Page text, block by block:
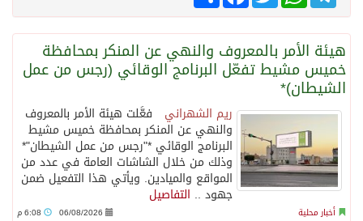
هيئة الأمر بالمعروف والنهي عن المنكر بمحافظة
خميس مشيط تفعّل البرنامج الوقائي (رجس من عمل
الشيطان)*
ريم الشهراني فعَّلت هيئة الأمر بالمعروف
والنهي عن المنكر بمحافظة خميس مشيط
البرنامج الوقائي *"رجس من عمل الشيطان"*
وذلك من خلال الشاشات العامة في عدد من
المواقع والميادين. ويأتي هذا التفعيل ضمن
جهود .. التفاصيل
أخبار محلية 06/08/2026